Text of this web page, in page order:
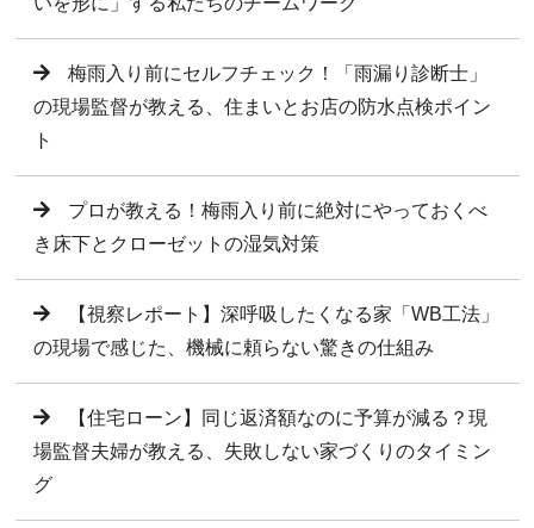
梅雨入り前にセルフチェック！「雨漏り診断士」
の現場監督が教える、住まいとお店の防水点検ポイン
ト
プロが教える！梅雨入り前に絶対にやっておくべ
き床下とクローゼットの湿気対策
【視察レポート】深呼吸したくなる家「WB工法」
の現場で感じた、機械に頼らない驚きの仕組み
【住宅ローン】同じ返済額なのに予算が減る？現
場監督夫婦が教える、失敗しない家づくりのタイミン
グ